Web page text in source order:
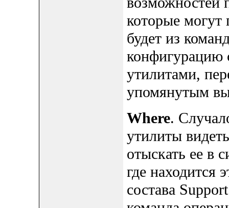
которые могут
будет из
конфигурацию
утилитами,
упомянутым
Where.
утилиты
отыскать ее в
где находится
состава